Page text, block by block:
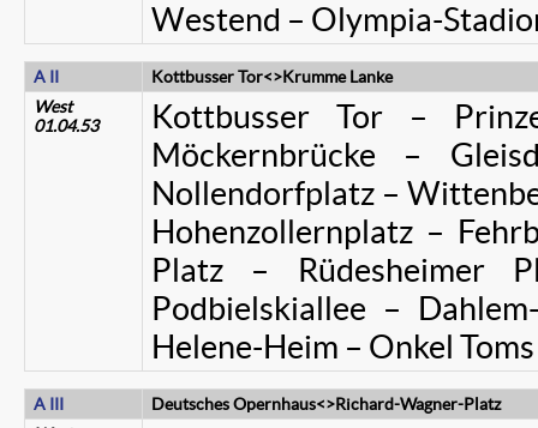
Westend – Olympia-
A II
Kottbusser Tor<>Krumme Lanke
West
01.04.53
Kottbusser Tor –
Möckernbrücke –
Nollendorfplatz –
Hohenzollernplatz –
Platz – Rüdesheimer
Podbielskiallee –
Helene-Heim – Onkel
A III
Deutsches Opernhaus<>Richard-Wagner-Platz